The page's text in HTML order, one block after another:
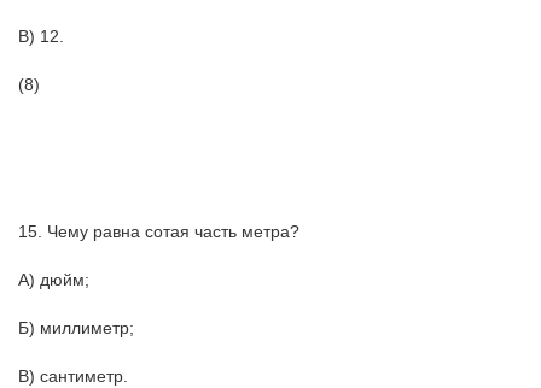
В) 12.
(8)
15. Чему равна сотая часть метра?
А) дюйм;
Б) миллиметр;
В) сантиметр.